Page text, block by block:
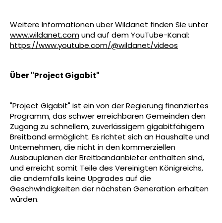
Weitere Informationen über Wildanet finden Sie unter
www.wildanet.comund auf dem YouTube-Kanal:
https://www.youtube.com/@wildanet/videos
Über "Project Gigabit"
"Project Gigabit" ist ein von der Regierung finanziertes
Programm, das schwer erreichbaren Gemeinden den
Zugang zu schnellem, zuverlässigem gigabitfähigem
Breitband ermöglicht. Es richtet sich an Haushalte und
Unternehmen, die nicht in den kommerziellen
Ausbauplänen der Breitbandanbieter enthalten sind,
und erreicht somit Teile des Vereinigten Königreichs,
die andernfalls keine Upgrades auf die
Geschwindigkeiten der nächsten Generation erhalten
würden.